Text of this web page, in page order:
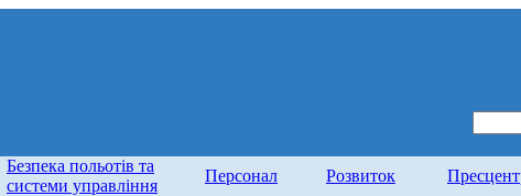
Безпека польотів та
системи управління
Персонал Розвиток